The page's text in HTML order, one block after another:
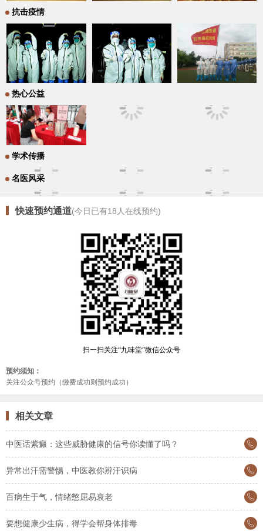
抗击疫情
热心公益
学术传播
名医风采
快速预约通道(今日已有18 人在线预约)
相关文章
中医话紫癜：这些威胁健康的信号你读懂了吗？
异常出汗需警惕，中医教你辨汗识病
百病生于气，情绪憋屈易衰老
要想健康少生病，得学会帮身体排毒